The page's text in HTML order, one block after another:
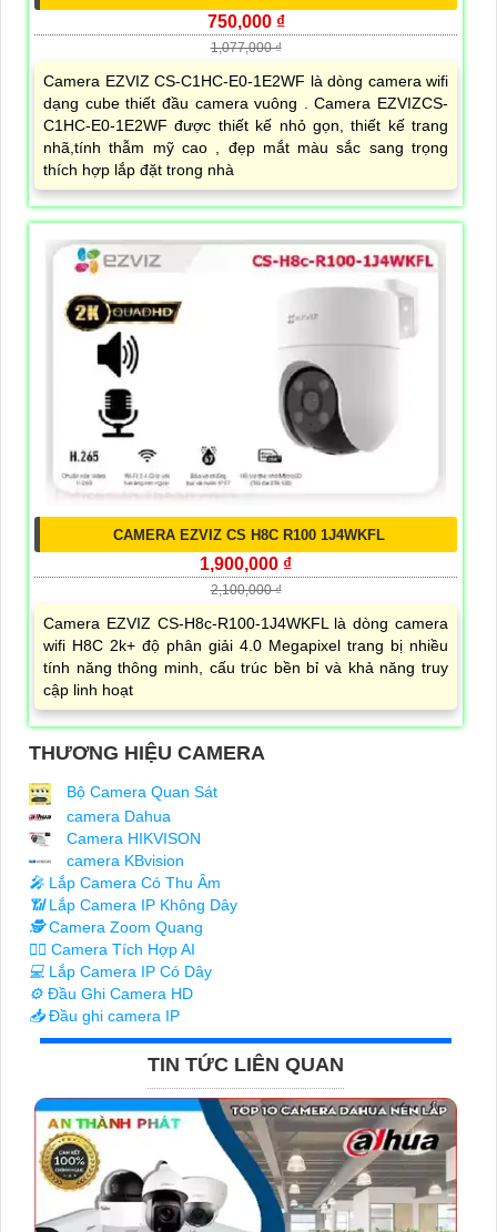
750,000 ₫
1,077,000 ₫
Camera EZVIZ CS-C1HC-E0-1E2WF là dòng camera wifi
dạng cube thiết đầu camera vuông . Camera EZVIZCS-
C1HC-E0-1E2WF được thiết kế nhỏ gọn, thiết kế trang
nhã,tính thẫm mỹ cao , đẹp mắt màu sắc sang trọng
thích hợp lắp đặt trong nhà
CAMERA EZVIZ CS H8C R100 1J4WKFL
1,900,000 ₫
2,100,000 ₫
Camera EZVIZ CS-H8c-R100-1J4WKFL là dòng camera
wifi H8C 2k+ độ phân giải 4.0 Megapixel trang bị nhiều
tính năng thông minh, cấu trúc bền bỉ và khả năng truy
cập linh hoạt
THƯƠNG HIỆU CAMERA
Bộ Camera Quan Sát
camera Dahua
Camera HIKVISON
camera KBvision
️🎤️ Lắp Camera Có Thu Âm
📶Lắp Camera IP Không Dây
🕵️Camera Zoom Quang
🧛‍♀️ Camera Tích Hợp AI
💻 Lắp Camera IP Có Dây
⚙️ Đầu Ghi Camera HD
📥Đầu ghi camera IP
TIN TỨC LIÊN QUAN